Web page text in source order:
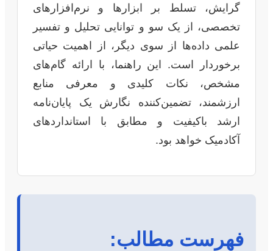
گرایش، تسلط بر ابزارها و نرم‌افزارهای
تخصصی، از یک سو و توانایی تحلیل و تفسیر
علمی داده‌ها از سوی دیگر، از اهمیت حیاتی
برخوردار است. این راهنما، با ارائه گام‌های
مشخص، نکات کلیدی و معرفی منابع
ارزشمند، تضمین‌کننده نگارش یک پایان‌نامه
ارشد باکیفیت و مطابق با استانداردهای
آکادمیک خواهد بود.
فهرست مطالب: